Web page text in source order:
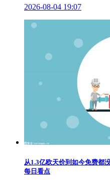
2026-08-04 19:07
从1.3亿欧天价到如今免费都
每日看点